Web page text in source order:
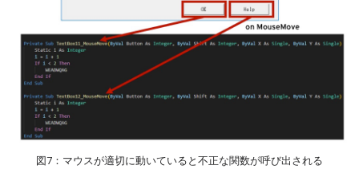
図7：マウスが適切に動いていると不正な関数が呼び出される